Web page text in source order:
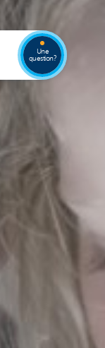
Une
question?